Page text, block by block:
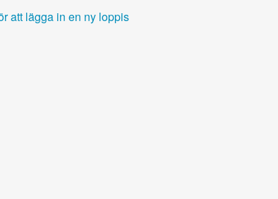
att lägga in en ny loppis